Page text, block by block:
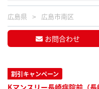
広島県 広島市南区
お問合わせ
割引キャンペーン
Kマンスリー長崎病院前（